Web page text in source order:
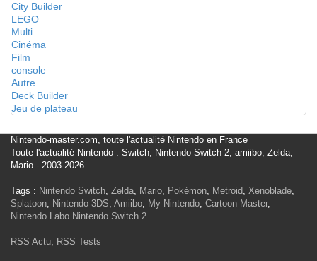
City Builder
LEGO
Multi
Cinéma
Film
console
Autre
Deck Builder
Jeu de plateau
Nintendo-master.com, toute l'actualité Nintendo en France
Toute l'actualité Nintendo : Switch, Nintendo Switch 2, amiibo, Zelda,
Mario - 2003-2026
Tags : Nintendo Switch, Zelda, Mario, Pokémon, Metroid, Xenoblade,
Splatoon, Nintendo 3DS, Amiibo, My Nintendo, Cartoon Master,
Nintendo Labo Nintendo Switch 2
RSS Actu, RSS Tests